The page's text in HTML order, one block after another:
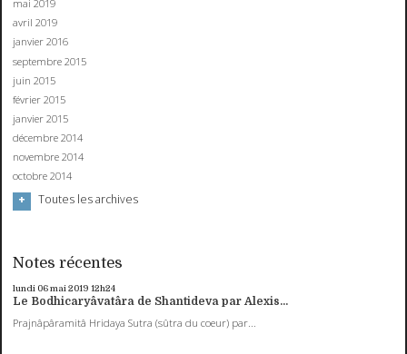
mai 2019
avril 2019
janvier 2016
septembre 2015
juin 2015
février 2015
janvier 2015
décembre 2014
novembre 2014
octobre 2014
Toutes les archives
Notes récentes
lundi 06mai 2019 12h24
Le Bodhicaryâvatâra de Shantideva par Alexis...
Prajnâpâramitâ Hridaya Sutra (sûtra du coeur) par...